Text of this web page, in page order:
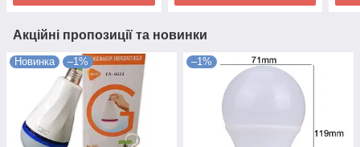
Акційні пропозиції та новинки
Новинка –1% –1%